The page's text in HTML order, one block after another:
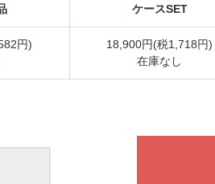
ケースSET
円)
18,900円(税1,718円)
在庫なし